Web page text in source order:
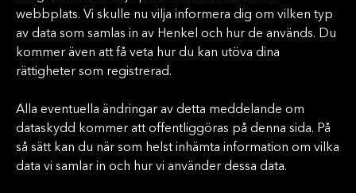
webbplats. Vi skulle nu vilja informera dig om vilken typ
av data som samlas in av Henkel och hur de används. Du
kommer även att få veta hur du kan utöva dina
rättigheter som registrerad.
Alla eventuella ändringar av detta meddelande om
dataskydd kommer att offentliggöras på denna sida. På
så sätt kan du när som helst inhämta information om vilka
data vi samlar in och hur vi använder dessa data.